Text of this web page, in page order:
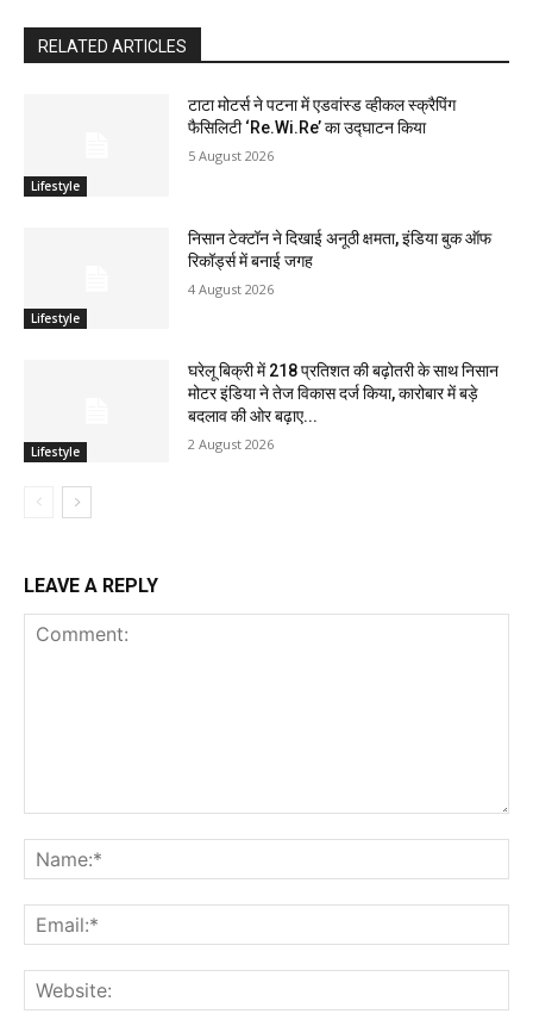
RELATED ARTICLES
Lifestyle
टाटा मोटर्स ने पटना में एडवांस्ड व्हीकल स्क्रैपिंग
फैसिलिटी ‘Re.Wi.Re’ का उद्घाटन किया
5 August 2026
Lifestyle
निसान टेक्टॉन ने दिखाई अनूठी क्षमता, इंडिया बुक ऑफ
रिकॉर्ड्स में बनाई जगह
4 August 2026
Lifestyle
घरेलू बिक्री में 218 प्रतिशत की बढ़ोतरी के साथ निसान
मोटर इंडिया ने तेज विकास दर्ज किया, कारोबार में बड़े
बदलाव की ओर बढ़ाए...
2 August 2026
LEAVE A REPLY